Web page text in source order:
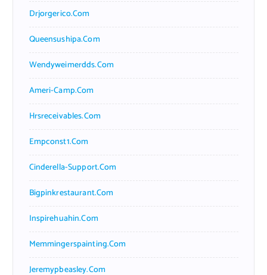
Drjorgerico.com
Queensushipa.com
Wendyweimerdds.com
Ameri-Camp.com
Hrsreceivables.com
Empconst1.com
Cinderella-Support.com
Bigpinkrestaurant.com
Inspirehuahin.com
Memmingerspainting.com
Jeremypbeasley.com